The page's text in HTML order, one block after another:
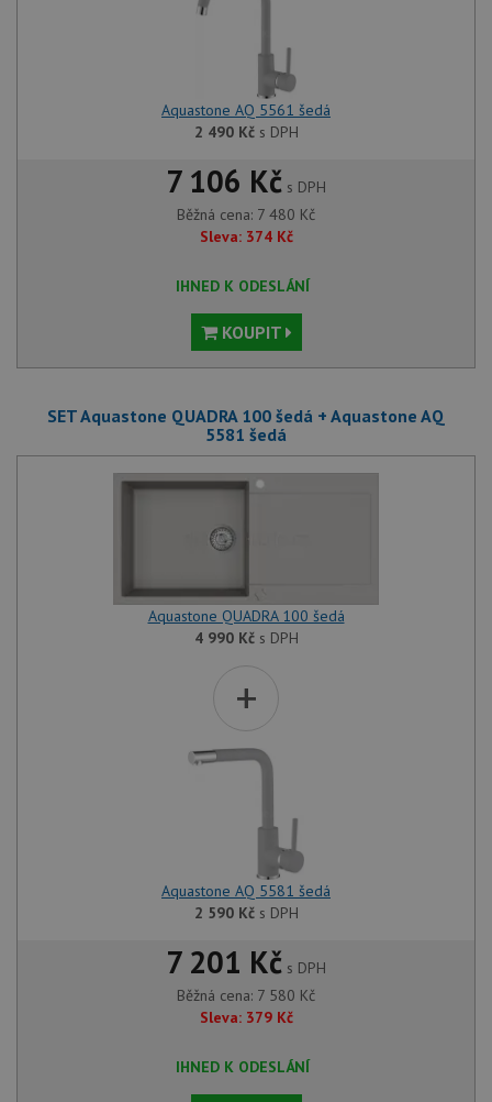
Aquastone AQ 5561 šedá
2 490 Kčs DPH
7 106 Kč s DPH
Běžná cena: 7 480 Kč
Sleva: 374 Kč
IHNED K ODESLÁNÍ
KOUPIT
SET Aquastone QUADRA 100 šedá + Aquastone AQ
5581 šedá
Aquastone QUADRA 100 šedá
4 990 Kčs DPH
+
Aquastone AQ 5581 šedá
2 590 Kčs DPH
7 201 Kč s DPH
Běžná cena: 7 580 Kč
Sleva: 379 Kč
IHNED K ODESLÁNÍ